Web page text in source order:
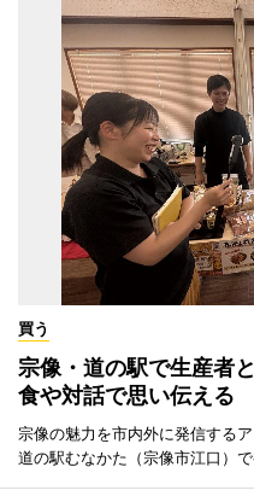
買う
宗像・道の駅で生産者
食や対話で思い伝える
宗像の魅力を市内外に発信する
道の駅むなかた（宗像市江口）で